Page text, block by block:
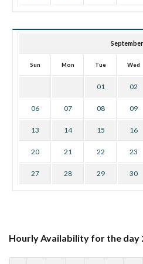
Sun Mon Tue Wed
01 02
06 07 08 09
13 14 15 16
20 21 22 23
27 28 29 30
Hourly Availability for the day